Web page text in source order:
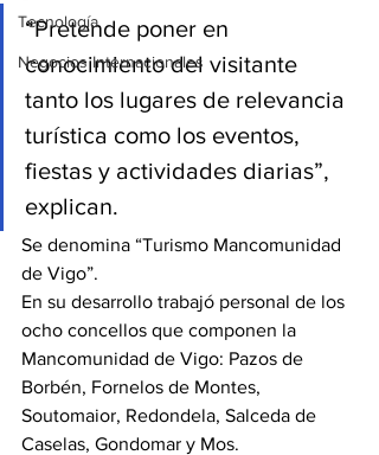
Tecnología
Negocios Internacionales
“Pretende poner en
conocimiento del visitante
tanto los lugares de relevancia
turística como los eventos,
fiestas y actividades diarias”,
explican.
Se denomina “Turismo Mancomunidad
de Vigo”.
En su desarrollo trabajó personal de los
ocho concellos que componen la
Mancomunidad de Vigo: Pazos de
Borbén, Fornelos de Montes,
Soutomaior, Redondela, Salceda de
Caselas, Gondomar y Mos.